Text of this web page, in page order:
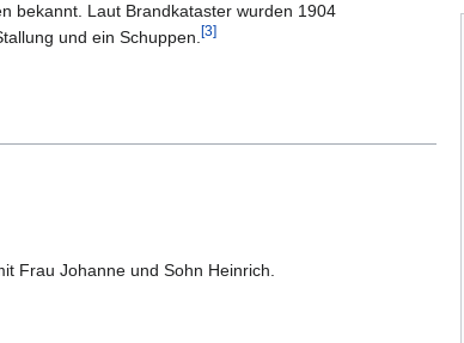
bekannt. Laut Brandkataster wurden 1904
und ein Schuppen.[3]
Frau Johanne und Sohn Heinrich.